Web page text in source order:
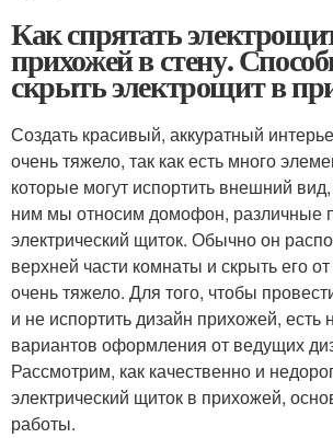
Как спрятать
прихожей в стену.
скрыть электрощит в
Создать красивый, аккуратный
очень тяжело, так как есть много
которые могут испортить внешний
ним мы относим домофон, различные
электрический щиток. Обычно он
верхней части комнаты и скрыть его
очень тяжело. Для того, чтобы
и не испортить дизайн прихожей, есть
вариантов оформления от ведущих
Рассмотрим, как качественно и
электрический щиток в прихожей,
работы.